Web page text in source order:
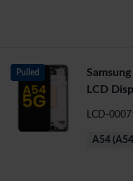
Pulled
LCD
LCD-
A54